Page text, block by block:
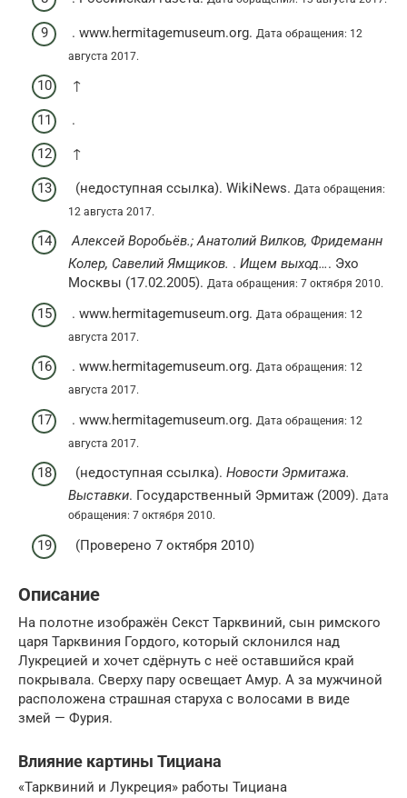
. www.hermitagemuseum.org. Дата обращения: 12
августа 2017.
↑
.
↑
(недоступная ссылка). WikiNews. Дата обращения:
12 августа 2017.
Алексей Воробьёв.; Анатолий Вилков, Фридеманн
Колер, Савелий Ямщиков. . Ищем выход…. Эхо
Москвы (17.02.2005). Дата обращения: 7 октября 2010.
. www.hermitagemuseum.org. Дата обращения: 12
августа 2017.
. www.hermitagemuseum.org. Дата обращения: 12
августа 2017.
. www.hermitagemuseum.org. Дата обращения: 12
августа 2017.
(недоступная ссылка). Новости Эрмитажа.
Выставки. Государственный Эрмитаж (2009). Дата
обращения: 7 октября 2010.
(Проверено 7 октября 2010)
Описание
На полотне изображён Секст Тарквиний, сын римского
царя Тарквиния Гордого, который склонился над
Лукрецией и хочет сдёрнуть с неё оставшийся край
покрывала. Сверху пару освещает Амур. А за мужчиной
расположена страшная старуха с волосами в виде
змей — Фурия.
Влияние картины Тициана
«Тарквиний и Лукреция» работы Тициана